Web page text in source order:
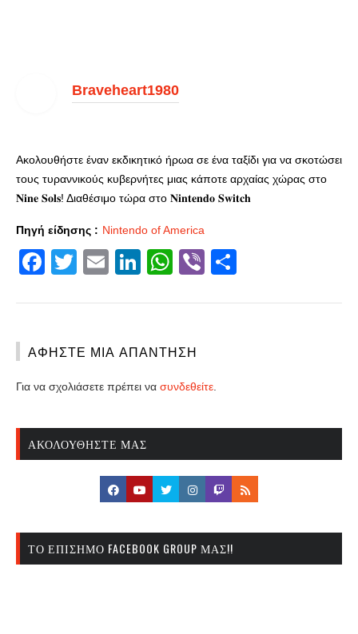
Braveheart1980
Ακολουθήστε έναν εκδικητικό ήρωα σε ένα ταξίδι για να σκοτώσει
τους τυραννικούς κυβερνήτες μιας κάποτε αρχαίας χώρας στο
𝐍𝐢𝐧𝐞 𝐒𝐨𝐥𝐬! Διαθέσιμο τώρα στο 𝐍𝐢𝐧𝐭𝐞𝐧𝐝𝐨 𝐒𝐰𝐢𝐭𝐜𝐡
Πηγή είδησης : Nintendo of America
Facebook
Twitter
EmailLinkedIn
WhatsApp
Viber
ΑΦΉΣΤΕ ΜΙΑ ΑΠΆΝΤΗΣΗ
Για να σχολιάσετε πρέπει να συνδεθείτε
ΑΚΟΛΟΥΘΉΣΤΕ ΜΑΣ
ΤΟ ΕΠΊΣΗΜΟ FACEBOOK GROUP ΜΑΣ!!